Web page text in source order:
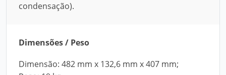
condensação).
Dimensões / Peso
Dimensão: 482 mm x 132,6 mm x 407 mm;